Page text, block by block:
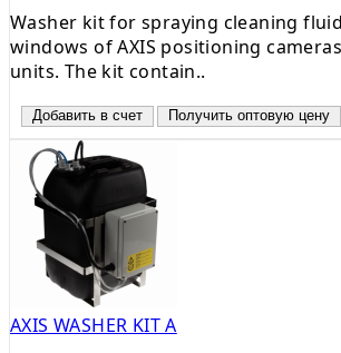
Washer kit for spraying cleaning
windows of AXIS positioning
units. The kit contain..
Добавить в счет Получить оптовую цену
AXIS WASHER KIT A